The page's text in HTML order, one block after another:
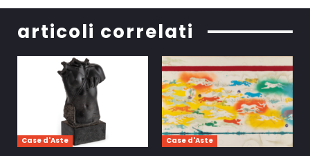
articoli correlati
Case d'Aste Case d'Aste